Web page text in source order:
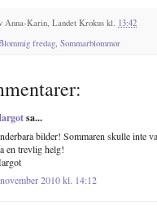
Anna-Karin, Landet Krokus kl. 13:42
fredag, Sommarblommor
sa...
bilder! Sommaren skulle inte
en trevlig helg!
2010 kl. 14:12